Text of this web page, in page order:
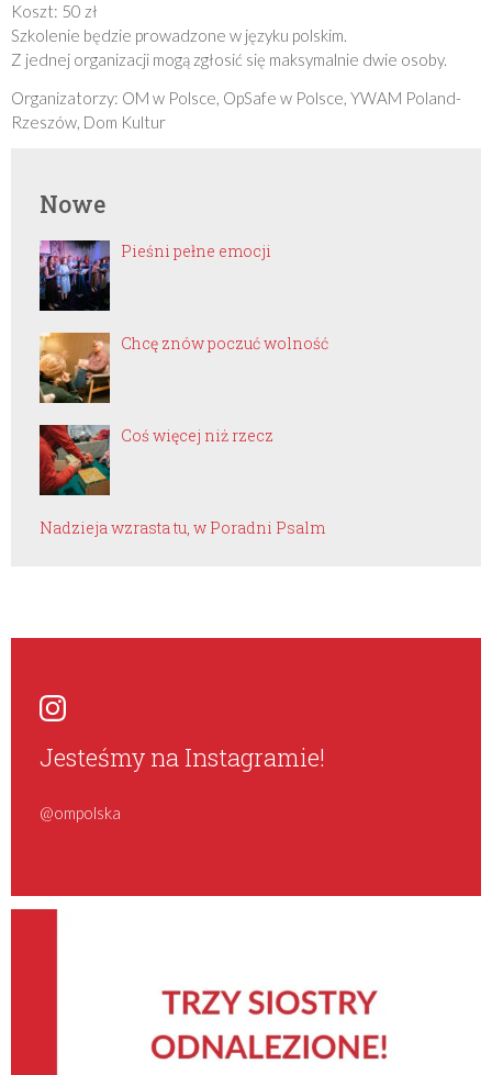
Koszt: 50 zł
Szkolenie będzie prowadzone w języku polskim.
Z jednej organizacji mogą zgłosić się maksymalnie dwie osoby.
Organizatorzy: OM w Polsce, OpSafe w Polsce, YWAM Poland-
Rzeszów, Dom Kultur
Nowe
Pieśni pełne emocji
Chcę znów poczuć wolność
Coś więcej niż rzecz
Nadzieja wzrasta tu, w Poradni Psalm
Jesteśmy na Instagramie!
@ompolska